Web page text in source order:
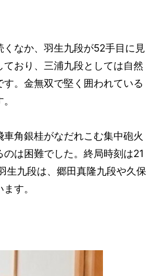
なか、羽生九段が52手目に見
おり、三浦九段としては自然
。金無双で堅く囲われている
角銀桂がなだれこむ集中砲火
は困難でした。終局時刻は21
生九段は、郷田真隆九段や久保
す。